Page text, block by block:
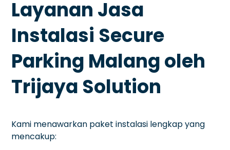
Layanan Jasa
Instalasi Secure
Parking Malang oleh
Trijaya Solution
Kami menawarkan paket instalasi lengkap yang
mencakup: